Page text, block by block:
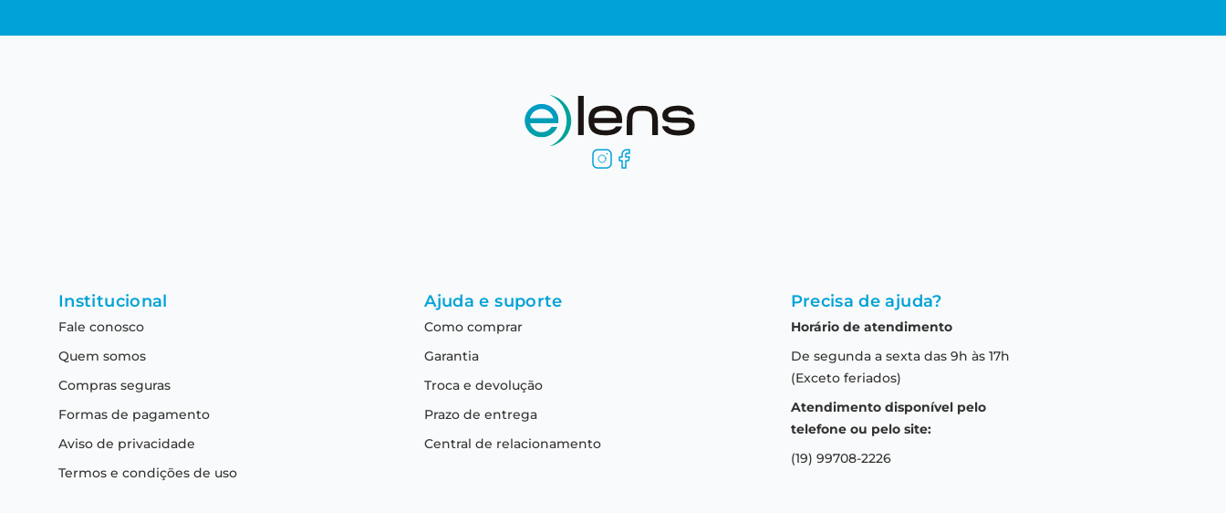
Institucional
Fale conosco
Quem somos
Compras seguras
Formas de pagamento
Aviso de privacidade
Termos e condições de uso
Ajuda e suporte
Como comprar
Garantia
Troca e devolução
Prazo de entrega
Central de relacionamento
Precisa de ajuda?
Horário de atendimento
De segunda a sexta das 9h às 17h
(Exceto feriados)
Atendimento disponível pelo
telefone ou pelo site:
(19) 99708-2226